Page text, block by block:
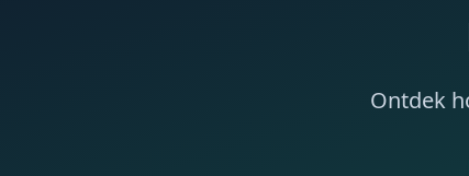
Ontdek